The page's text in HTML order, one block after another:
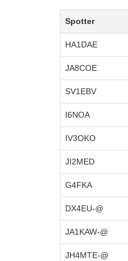
Spotter
HA1DAE
JA8COE
SV1EBV
I6NOA
IV3OKO
JI2MED
G4FKA
DX4EU-@
JA1KAW-@
JH4MTE-@